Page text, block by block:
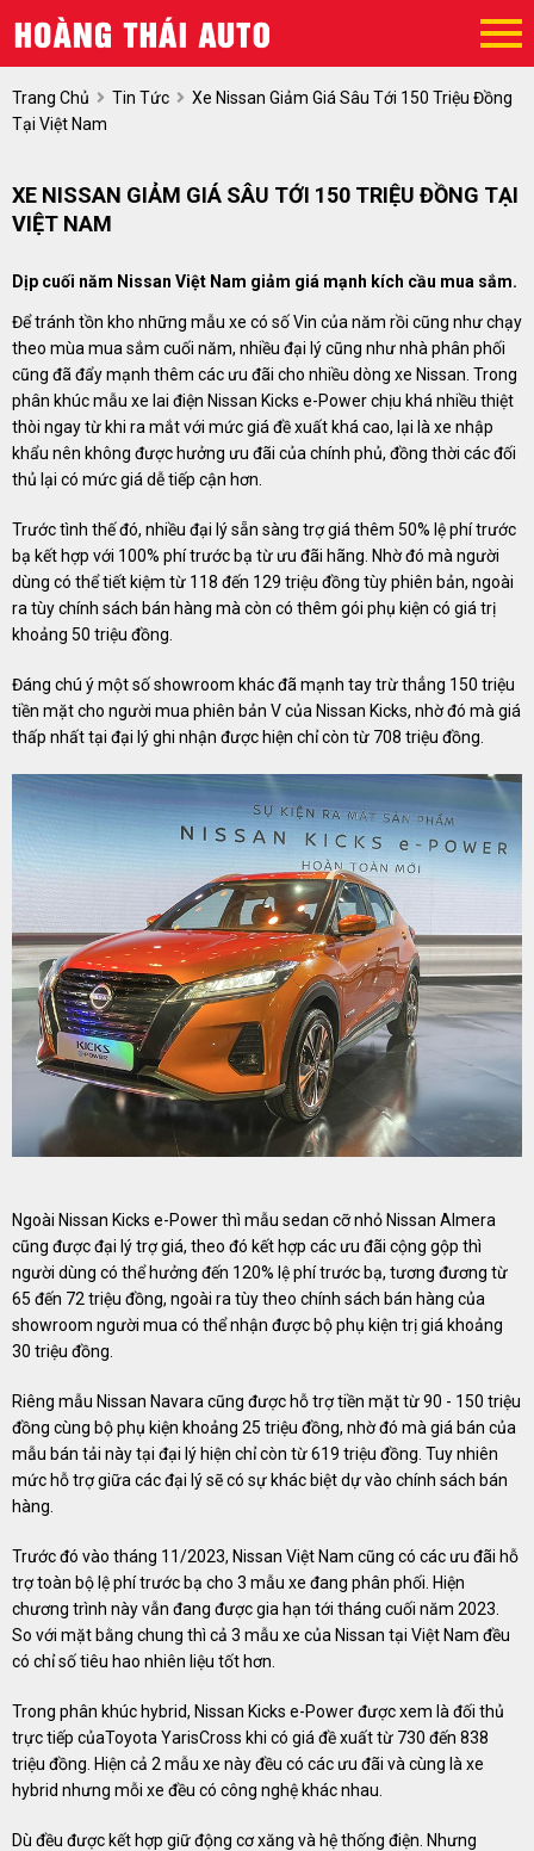
Trang Chủ Tin Tức
Xe Nissan Giảm Giá Sâu Tới 150 Triệu Đồng
Tại Việt Nam
XE NISSAN GIẢM GIÁ SÂU TỚI 150 TRIỆU ĐỒNG TẠI
VIỆT NAM
Dịp cuối năm Nissan Việt Nam giảm giá mạnh kích cầu mua sắm.
Để tránh tồn kho những mẫu xe có số Vin của năm rồi cũng như chạy
theo mùa mua sắm cuối năm, nhiều đại lý cũng như nhà phân phối
cũng đã đẩy mạnh thêm các ưu đãi cho nhiều dòng xe Nissan. Trong
phân khúc mẫu xe lai điện Nissan Kicks e-Power chịu khá nhiều thiệt
thòi ngay từ khi ra mắt với mức giá đề xuất khá cao, lại là xe nhập
khẩu nên không được hưởng ưu đãi của chính phủ, đồng thời các đối
thủ lại có mức giá dễ tiếp cận hơn.
Trước tình thế đó, nhiều đại lý sẵn sàng trợ giá thêm 50% lệ phí trước
bạ kết hợp với 100% phí trước bạ từ ưu đãi hãng. Nhờ đó mà người
dùng có thể tiết kiệm từ 118 đến 129 triệu đồng tùy phiên bản, ngoài
ra tùy chính sách bán hàng mà còn có thêm gói phụ kiện có giá trị
khoảng 50 triệu đồng.
Đáng chú ý một số showroom khác đã mạnh tay trừ thẳng 150 triệu
tiền mặt cho người mua phiên bản V của Nissan Kicks, nhờ đó mà giá
thấp nhất tại đại lý ghi nhận được hiện chỉ còn từ 708 triệu đồng.
Ngoài Nissan Kicks e-Power thì mẫu sedan cỡ nhỏ Nissan Almera
cũng được đại lý trợ giá, theo đó kết hợp các ưu đãi cộng gộp thì
người dùng có thể hưởng đến 120% lệ phí trước bạ, tương đương từ
65 đến 72 triệu đồng, ngoài ra tùy theo chính sách bán hàng của
showroom người mua có thể nhận được bộ phụ kiện trị giá khoảng
30 triệu đồng.
Riêng mẫu Nissan Navara cũng được hỗ trợ tiền mặt từ 90 - 150 triệu
đồng cùng bộ phụ kiện khoảng 25 triệu đồng, nhờ đó mà giá bán của
mẫu bán tải này tại đại lý hiện chỉ còn từ 619 triệu đồng. Tuy nhiên
mức hỗ trợ giữa các đại lý sẽ có sự khác biệt dự vào chính sách bán
hàng.
Trước đó vào tháng 11/2023, Nissan Việt Nam cũng có các ưu đãi hỗ
trợ toàn bộ lệ phí trước bạ cho 3 mẫu xe đang phân phối. Hiện
chương trình này vẫn đang được gia hạn tới tháng cuối năm 2023.
So với mặt bằng chung thì cả 3 mẫu xe của Nissan tại Việt Nam đều
có chỉ số tiêu hao nhiên liệu tốt hơn.
Trong phân khúc hybrid, Nissan Kicks e-Power được xem là đối thủ
trực tiếp củaToyota YarisCross khi có giá đề xuất từ 730 đến 838
triệu đồng. Hiện cả 2 mẫu xe này đều có các ưu đãi và cùng là xe
hybrid nhưng mỗi xe đều có công nghệ khác nhau.
Dù đều được kết hợp giữ động cơ xăng và hệ thống điện. Nhưng